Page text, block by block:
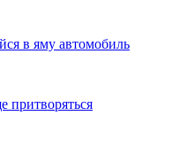
в яму автомобиль
притворяться